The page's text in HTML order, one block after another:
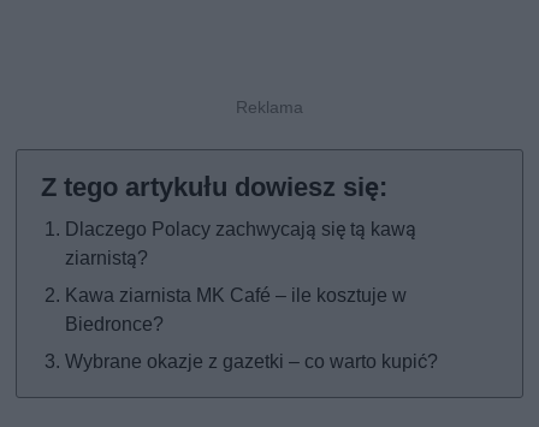
Dlaczego Polacy zachwycają się tą kawą
ziarnistą?
Kawa ziarnista MK Café – ile kosztuje w
Biedronce?
Wybrane okazje z gazetki – co warto kupić?